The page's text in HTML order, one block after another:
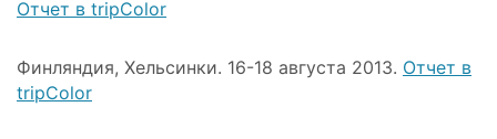
Отчет в tripColor
Финляндия, Хельсинки. 16-18 августа 2013. Отчет в
tripColor